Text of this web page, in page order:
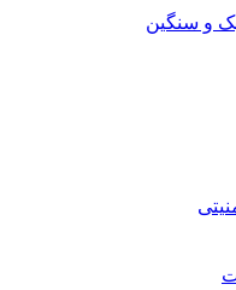
و سنگین